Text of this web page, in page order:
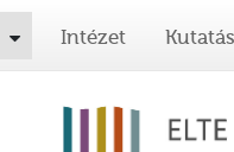
Intézet Kutatás